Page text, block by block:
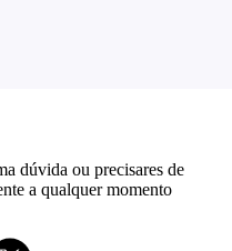
dúvida ou precisares de
a qualquer momento